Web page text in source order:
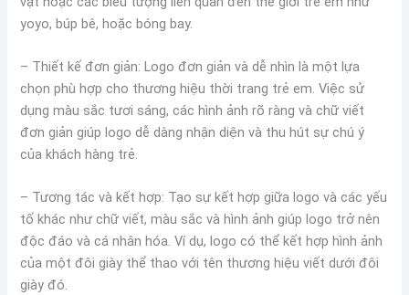
yoyo, búp bê, hoặc bóng bay.
– Thiết kế đơn giản: Logo đơn giản và dễ nhìn là một lựa
chọn phù hợp cho thương hiệu thời trang trẻ em. Việc sử
dụng màu sắc tươi sáng, các hình ảnh rõ ràng và chữ viết
đơn giản giúp logo dễ dàng nhận diện và thu hút sự chú ý
của khách hàng trẻ.
– Tương tác và kết hợp: Tạo sự kết hợp giữa logo và các yếu
tố khác như chữ viết, màu sắc và hình ảnh giúp logo trở nên
độc đáo và cá nhân hóa. Ví dụ, logo có thể kết hợp hình ảnh
của một đôi giày thể thao với tên thương hiệu viết dưới đôi
giày đó.